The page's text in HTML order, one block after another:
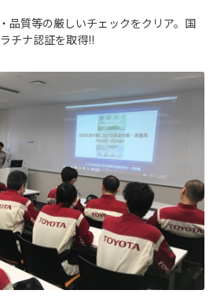
品質等の厳しいチェックをクリア。国
チナ認証を取得!!